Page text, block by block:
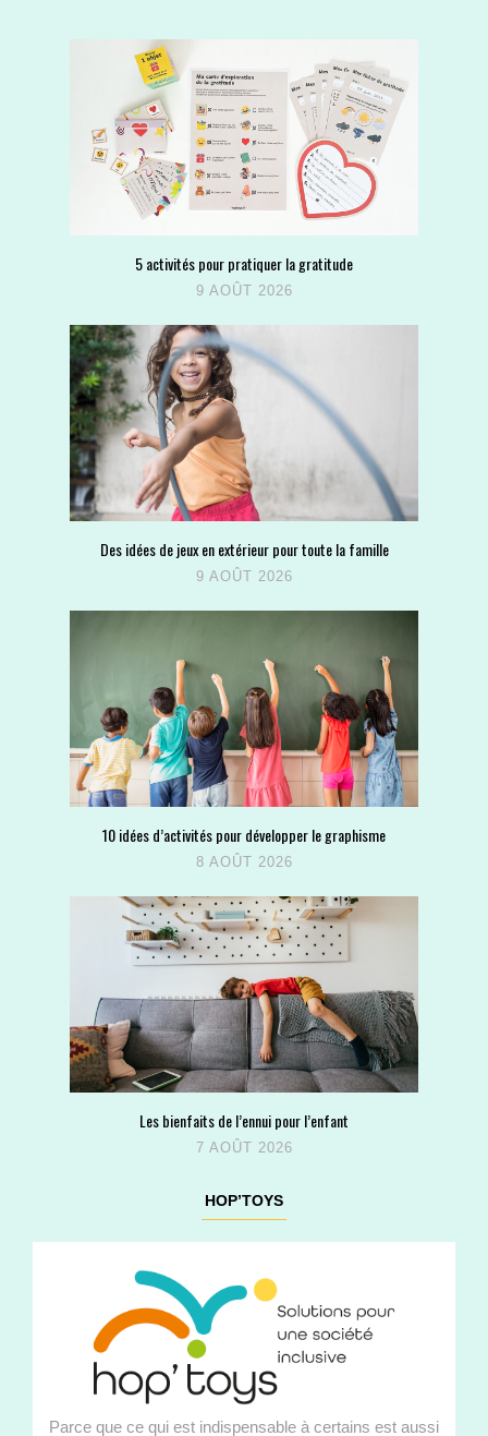
5 activités pour pratiquer la gratitude
9 AOÛT 2026
Des idées de jeux en extérieur pour toute la famille
9 AOÛT 2026
10 idées d’activités pour développer le graphisme
8 AOÛT 2026
Les bienfaits de l’ennui pour l’enfant
7 AOÛT 2026
HOP’TOYS
Parce que ce qui est indispensable à certains est aussi